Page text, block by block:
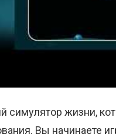
симулятор жизни,
Вы начинаете